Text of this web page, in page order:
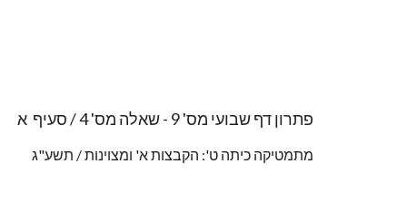
פתרון דף שבועי מס' 9 - שאלה מס' 4 / סעיף א
מתמטיקה כיתה ט': הקבצות א' ומצוינות / תשע"ג